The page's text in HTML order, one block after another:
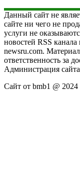
Данный сайт не
сайте ни чего не
услуги не
новостей RSS
newsru.com.
ответственность за
Администрация сайта
Сайт от bmb1 @ 2024